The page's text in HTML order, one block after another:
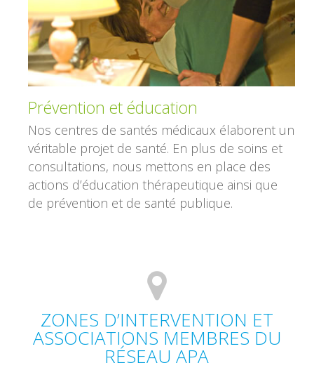
Prévention et éducation
Nos centres de santés médicaux élaborent un
véritable projet de santé. En plus de soins et
consultations, nous mettons en place des
actions d’éducation thérapeutique ainsi que
de prévention et de santé publique.
ZONES D’INTERVENTION ET
ASSOCIATIONS MEMBRES DU
RÉSEAU APA